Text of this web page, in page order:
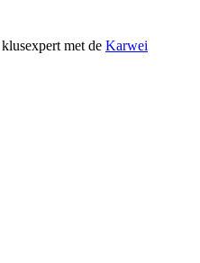
met de Karwei